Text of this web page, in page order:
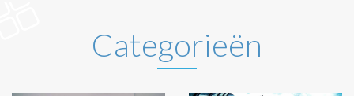
Categorieën